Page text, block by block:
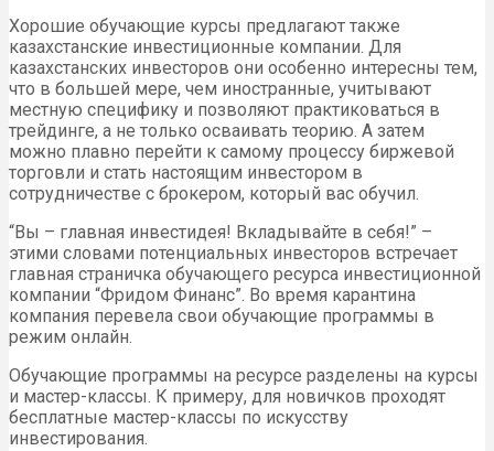
Хорошие обучающие курсы предлагают также
казахстанские инвестиционные компании. Для
казахстанских инвесторов они особенно интересны тем,
что в большей мере, чем иностранные, учитывают
местную специфику и позволяют практиковаться в
трейдинге, а не только осваивать теорию. А затем
можно плавно перейти к самому процессу биржевой
торговли и стать настоящим инвестором в
сотрудничестве с брокером, который вас обучил.
“Вы – главная инвестидея! Вкладывайте в себя!” –
этими словами потенциальных инвесторов встречает
главная страничка обучающего ресурса инвестиционной
компании “Фридом Финанс”. Во время карантина
компания перевела свои обучающие программы в
режим онлайн.
Обучающие программы на ресурсе разделены на курсы
и мастер-классы. К примеру, для новичков проходят
бесплатные мастер-классы по искусству
инвестирования.